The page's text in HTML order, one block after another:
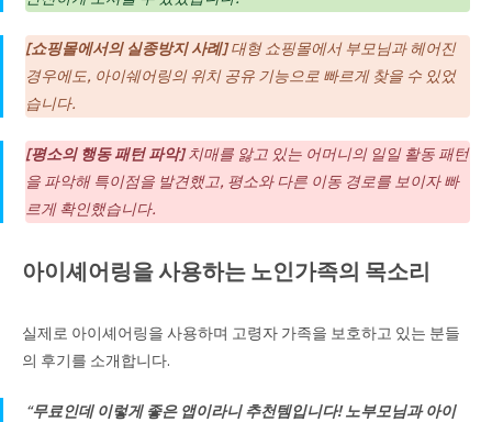
[쇼핑몰에서의 실종방지 사례]대형 쇼핑몰에서 부모님과 헤어진
경우에도, 아이쉐어링의 위치 공유 기능으로 빠르게 찾을 수 있었
습니다.
[평소의 행동 패턴 파악]치매를 앓고 있는 어머니의 일일 활동 패턴
을 파악해 특이점을 발견했고, 평소와 다른 이동 경로를 보이자 빠
르게 확인했습니다.
아이셰어링을 사용하는 노인가족의 목소리
실제로 아이셰어링을 사용하며 고령자 가족을 보호하고 있는 분들
의 후기를 소개합니다.
“무료인데 이렇게 좋은 앱이라니 추천템입니다! 노부모님과 아이